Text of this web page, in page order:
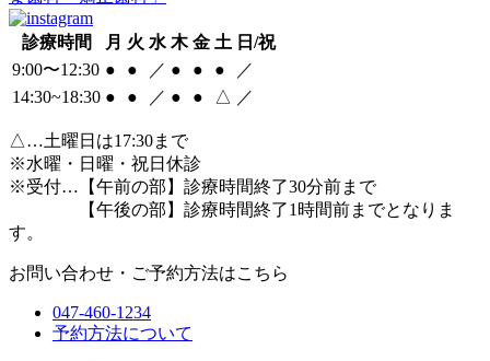
診療時間 月 火 水 木 金 土 日/祝
9:00〜12:30 ● ● ／ ● ● ●
／
14:30~18:30 ● ● ／ ● ● △ ／
△…土曜日は17:30まで
※水曜・日曜・祝日休診
※受付…【午前の部】診療時間終了30分前まで
【午後の部】診療時間終了1時間前までとなりま
す。
お問い合わせ・ご予約方法はこちら
047-460-1234
予約方法について